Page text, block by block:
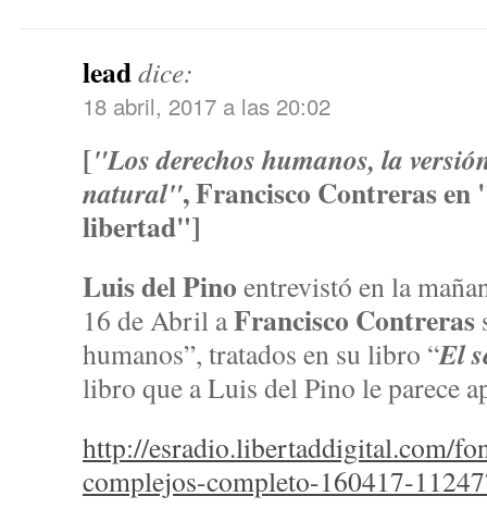
leaddice:
18 abril, 2017 a las 20:02
["Los derechos humanos, la
natural", Francisco Contreras en
libertad"]
Luis del Pino entrevistó en la
16 de Abril aFrancisco Contreras
humanos”, tratados en su libro “El
libro que a Luis del Pino le parece
http://esradio.libertaddigital.com/
complejos-completo-160417-